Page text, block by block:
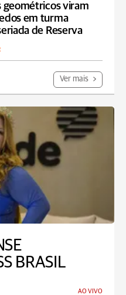
geométricos viram
em turma
de Reserva
Ver mais
BRASIL
AO VIVO